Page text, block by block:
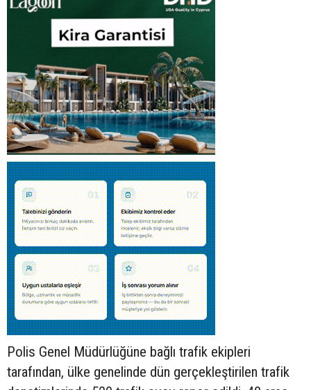
Polis Genel Müdürlüğüne bağlı trafik ekipleri
tarafından, ülke genelinde dün gerçekleştirilen trafik